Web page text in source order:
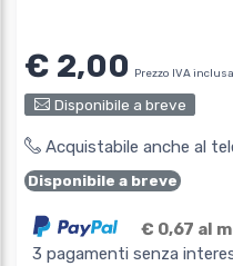
€ 2,00 Prezzo IVA inclusa
Disponibile a breve
Acquistabile anche al
Disponibile a breve
€ 0,67 al
3 pagamenti senza